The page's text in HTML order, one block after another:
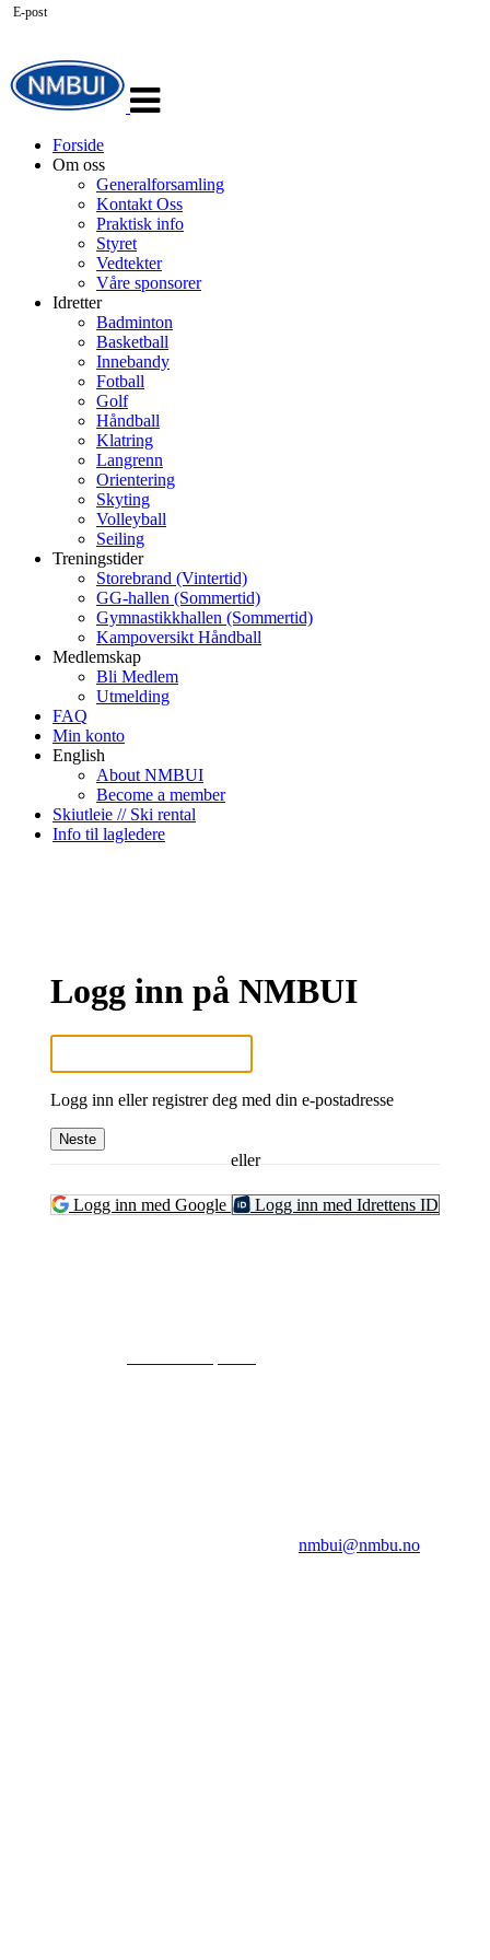
navigasjon
Forside
Om oss
Generalforsamling
Kontakt Oss
Praktisk info
Styret
Vedtekter
Våre sponsorer
Idretter
Badminton
Basketball
Innebandy
Fotball
Golf
Håndball
Klatring
Langrenn
Orientering
Skyting
Volleyball
Seiling
Treningstider
Storebrand (Vintertid)
GG-hallen (Sommertid)
Gymnastikkhallen (Sommertid)
Kampoversikt Håndball
Medlemskap
Bli Medlem
Utmelding
FAQ
Min konto
English
About NMBUI
Become a member
Skiutleie // Ski rental
Info til lagledere
Logg inn på NMBUI
E-post
Logg inn eller registrer deg med din e-postadresse
Neste
eller
Logg inn med Google Logg inn med Idrettens ID
nmbui@nmbu.no